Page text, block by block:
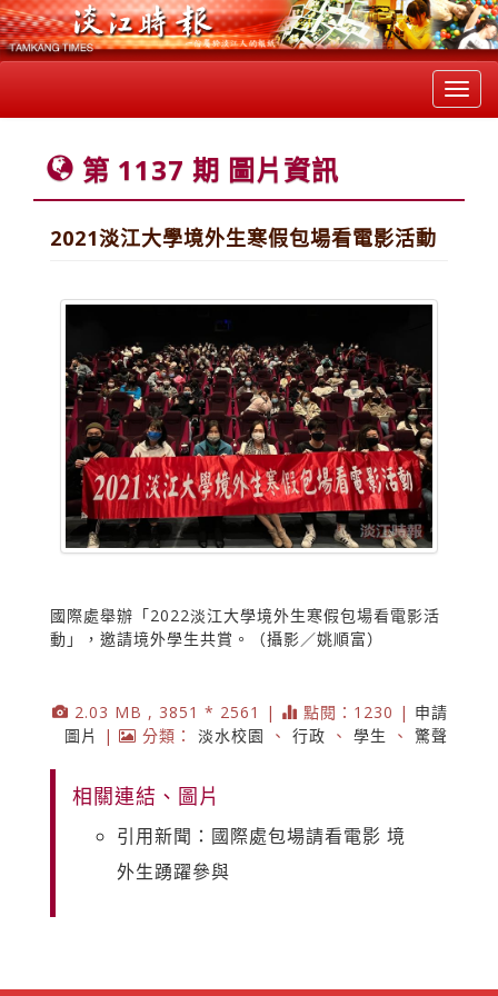
第 1137 期 圖片資訊
2021淡江大學境外生寒假包場看電影活動
國際處舉辦「2022淡江大學境外生寒假包場看電影活
動」，邀請境外學生共賞。（攝影／姚順富）
2.03 MB , 3851 * 2561 | 點閱：1230 | 申請
圖片
| 分類： 淡水校園 、 行政 、 學生 、 驚聲
相關連結、圖片
引用新聞：國際處包場請看電影 境
外生踴躍參與